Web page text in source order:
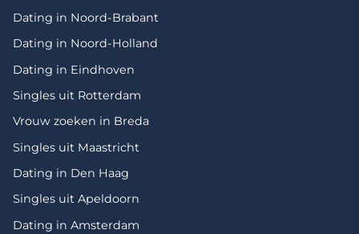
Dating in Noord-Brabant
Dating in Noord-Holland
Dating in Eindhoven
Singles uit Rotterdam
Vrouw zoeken in Breda
Singles uit Maastricht
Dating in Den Haag
Singles uit Apeldoorn
Dating in Amsterdam